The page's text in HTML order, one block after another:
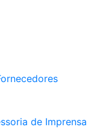
de Imprensa